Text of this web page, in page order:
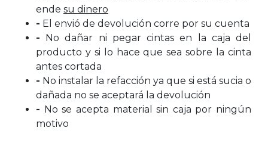
ende su dinero
- El envió de devolución corre por su cuenta
- No dañar ni pegar cintas en la caja del
producto y si lo hace que sea sobre la cinta
antes cortada
- No instalar la refacción ya que si está sucia o
dañada no se aceptará la devolución
- No se acepta material sin caja por ningún
motivo